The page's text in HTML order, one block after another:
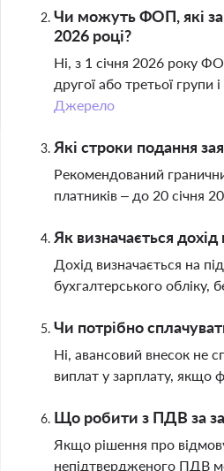
Чи можуть ФОП, які
2026 році?
Ні, з 1 січня 2026 року
другої або третьої групи
Джерело
Які строки подання
Рекомендований
платників – до 20 січня
Як визначається
Дохід визначається на
бухгалтерського обліку,
Чи потрібно
Ні, авансовий внесок не
виплат у зарплату, якщо
Що робити з ПДВ за
Якщо рішення про
непідтвердженого ПДВ